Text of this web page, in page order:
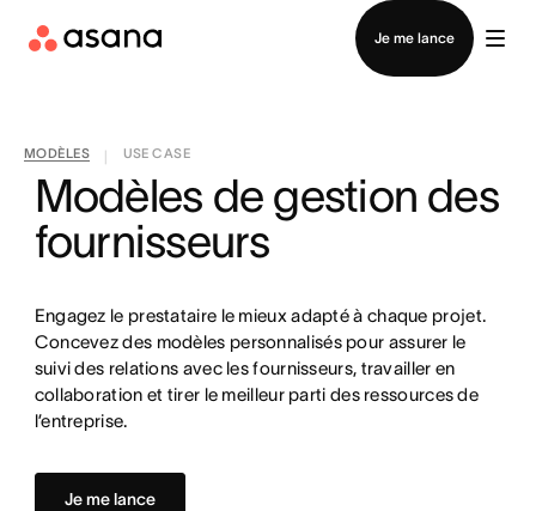
Je me lance
Contacter le service commercial
MODÈLES USE CASE
Modèles de gestion des
fournisseurs
Engagez le prestataire le mieux adapté à chaque projet.
Concevez des modèles personnalisés pour assurer le
suivi des relations avec les fournisseurs, travailler en
collaboration et tirer le meilleur parti des ressources de
l’entreprise.
Je me lance